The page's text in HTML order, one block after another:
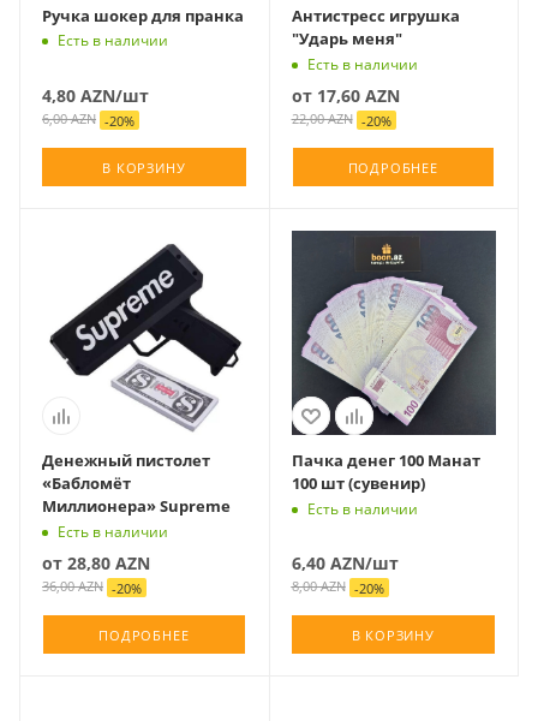
Ручка шокер для пранка
Есть в наличии
4,80 AZN/шт
6,00AZN -20%
В КОРЗИНУ
Антистресс игрушка
"Ударь меня"
Есть в наличии
от 17,60 AZN
22,00 AZN -20%
ПОДРОБНЕЕ
Денежный пистолет
«Бабломёт
Миллионера» Supreme
Есть в наличии
от 28,80 AZN
36,00 AZN -20%
ПОДРОБНЕЕ
Пачка денег 100 Манат
100 шт (сувенир)
Есть в наличии
6,40AZN/шт
8,00AZN -20%
В КОРЗИНУ